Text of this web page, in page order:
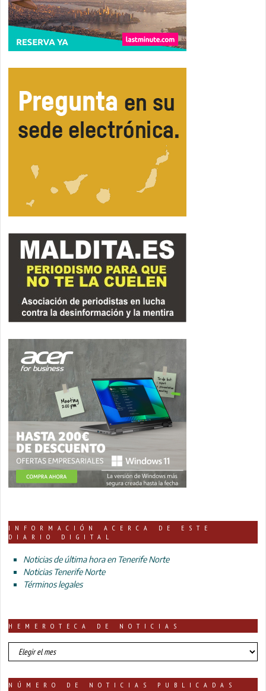
INFORMACIÓN ACERCA DE ESTE
DIARIO DIGITAL
Noticias de última hora en Tenerife Norte
Noticias Tenerife Norte
Términos legales
HEMEROTECA DE NOTICIAS
HEMEROTECA
DE
NÚMERO DE NOTICIAS PUBLICADAS